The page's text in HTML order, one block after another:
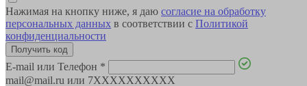
Нажимая на кнопку ниже, я даю согласие на обработку
персональных данных в соответствии с Политикой
конфиденциальности
E-mail или Телефон *
mail@mail.ru или 7XXXXXXXXXX